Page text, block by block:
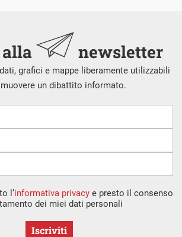
newsletter
grafici e mappe liberamente utilizzabili
un dibattito informato.
l’informativa privacy e presto il consenso
dei miei dati personali
Iscriviti